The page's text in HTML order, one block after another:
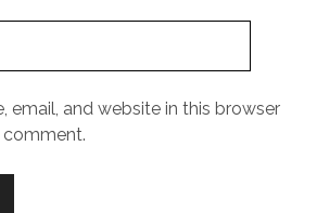
email, and website in this browser